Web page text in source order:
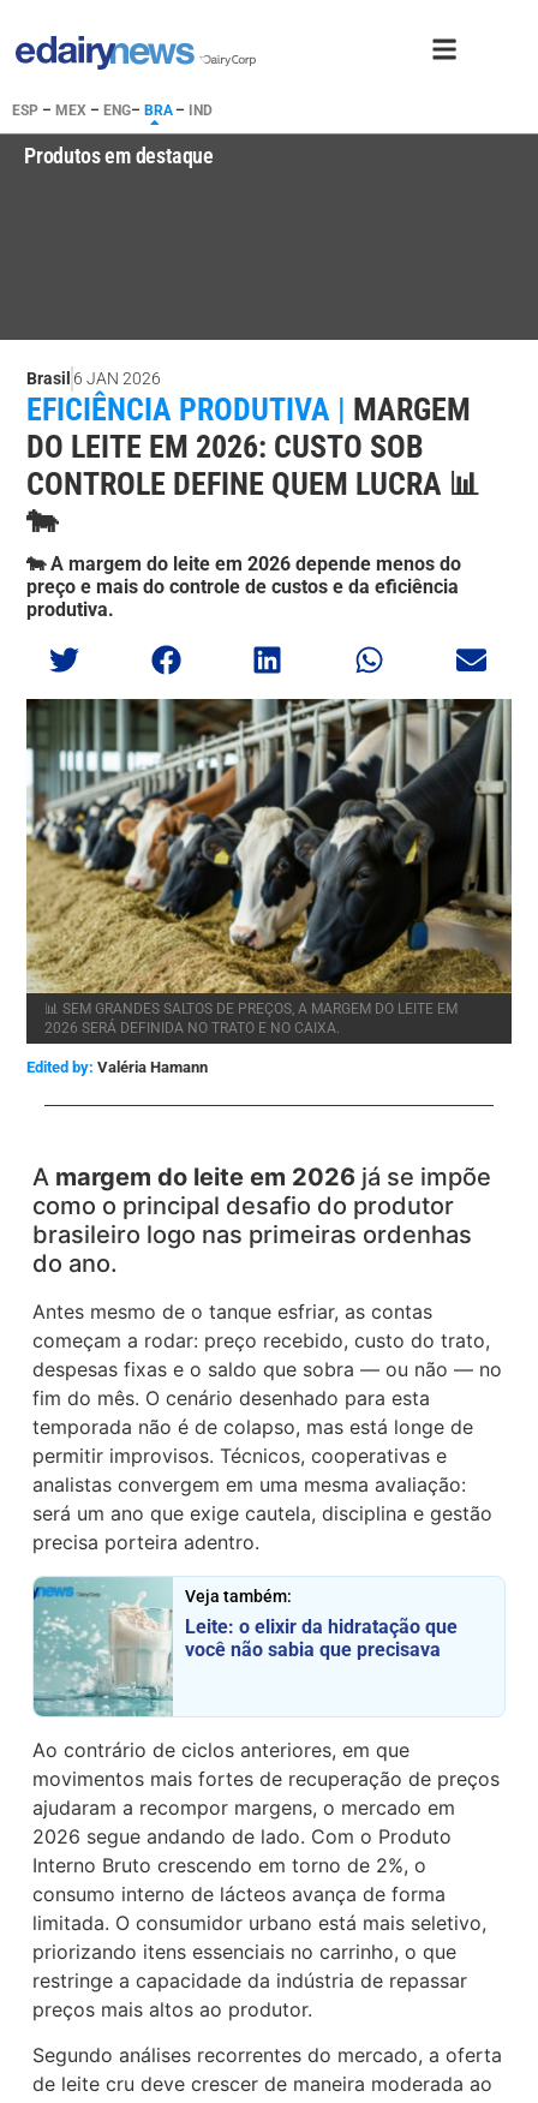
ESP – MEX – ENG– BRA– IND
Produtos em destaque
Brasil 6 JAN 2026
EFICIÊNCIA PRODUTIVA | MARGEM
DO LEITE EM 2026: CUSTO SOB
CONTROLE DEFINE QUEM LUCRA 📊
🐄
🐄 A margem do leite em 2026 depende menos do
preço e mais do controle de custos e da eficiência
produtiva.
📊 SEM GRANDES SALTOS DE PREÇOS, A MARGEM DO LEITE EM
2026 SERÁ DEFINIDA NO TRATO E NO CAIXA.
Edited by: Valéria Hamann
A margem do leite em 2026 já se impõe
como o principal desafio do produtor
brasileiro logo nas primeiras ordenhas
do ano.
Antes mesmo de o tanque esfriar, as contas
começam a rodar: preço recebido, custo do trato,
despesas fixas e o saldo que sobra — ou não — no
fim do mês. O cenário desenhado para esta
temporada não é de colapso, mas está longe de
permitir improvisos. Técnicos, cooperativas e
analistas convergem em uma mesma avaliação:
será um ano que exige cautela, disciplina e gestão
precisa porteira adentro.
Veja também:
Leite: o elixir da hidratação que
você não sabia que precisava
Ao contrário de ciclos anteriores, em que
movimentos mais fortes de recuperação de preços
ajudaram a recompor margens, o mercado em
2026 segue andando de lado. Com o Produto
Interno Bruto crescendo em torno de 2%, o
consumo interno de lácteos avança de forma
limitada. O consumidor urbano está mais seletivo,
priorizando itens essenciais no carrinho, o que
restringe a capacidade da indústria de repassar
preços mais altos ao produtor.
Segundo análises recorrentes do mercado, a oferta
de leite cru deve crescer de maneira moderada ao